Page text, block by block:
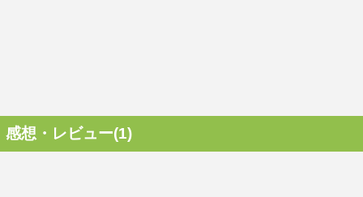
感想・レビュー(1)